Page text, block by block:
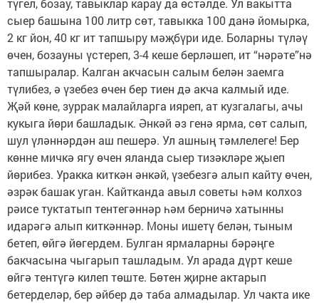
түгел, бозау, тавыклар карау да өстәлде. Ул вакытта
сыер башына 100 литр сөт, тавыкка 100 данә йомырка,
2 кг йон, 40 кг ит тапшыру мәҗбүри иде. Боларны түләү
өчен, бозауны үстереп, 3-4 кеше берләшеп, ит “нәрәте”нә
тапшыралар. Калган акчасын салым белән заемга
түлибез, ә үзебез өчен бер тиен дә акча калмый иде.
Җәй көне, зуррак малайларга ияреп, ат кузгалагы, ачы
кукыга йөри башладык. Әнкәй әз генә ярма, сөт салып,
шул үләннәрдән аш пешерә. Ул ашның тәмлелеге! Бер
көнне мичкә ягу өчен яланда сыер тизәкләре җыеп
йөрибез. Уракка киткән әнкәй, үзебезгә алып кайту өчен,
әзрәк башак уган. Кайтканда авыл советы һәм колхоз
рәисе туктатып тентегәннәр һәм берничә хатынны
идарәгә алып киткәннәр. Моны ишетү белән, тыным
бетеп, өйгә йөгердем. Булган ярмаларны бәрәңге
бакчасына чыгарып ташладым. Ул арада дүрт кеше
өйгә тентүгә килеп төште. Бөтен җирне актарып
бетерделәр, бер әйбер дә таба алмадылар. Ул чакта ике